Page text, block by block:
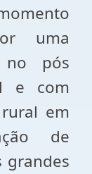
uma
no pós
e com
em
de
grandes